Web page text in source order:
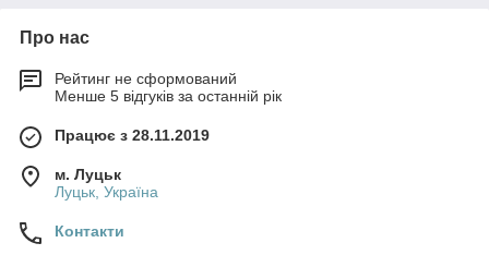
Про нас
Рейтинг не сформований
Менше 5 відгуків за останній рік
Працює з 28.11.2019
м. Луцьк
Луцьк, Україна
Контакти